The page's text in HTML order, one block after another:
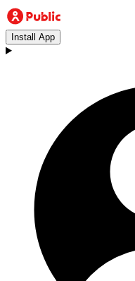
Install App